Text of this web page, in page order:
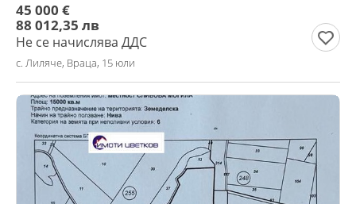
45 000 €
88 012,35 лв
Не се начислява ДДС
с. Лиляче, Враца, 15 юли